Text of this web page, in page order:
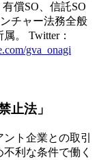
償SO、信託SO
チャー法務全般
。 Twitter：
gva_onagi
止法」
ト企業との取引
利な条件で働く